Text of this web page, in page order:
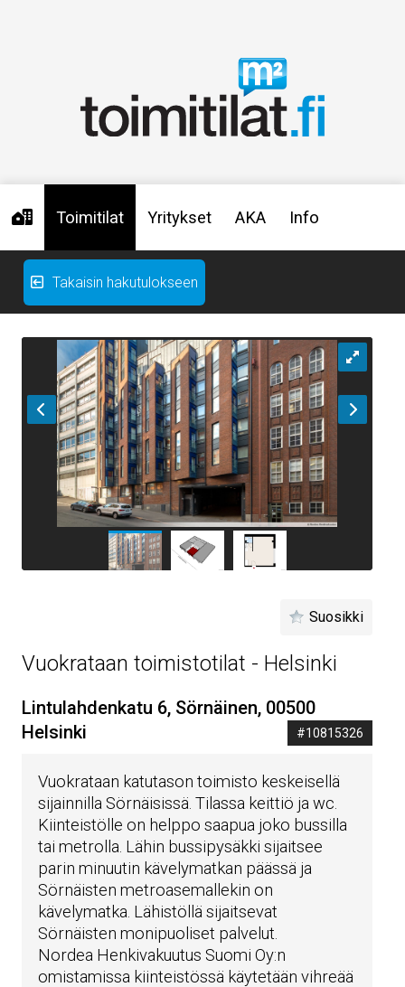
Toimitilat Yritykset AKA Info
Takaisin hakutulokseen
Suosikki
Vuokrataan toimistotilat - Helsinki
Lintulahdenkatu 6, Sörnäinen, 00500
Helsinki
#10815326
Vuokrataan katutason toimisto keskeisellä
sijainnilla Sörnäisissä. Tilassa keittiö ja wc.
Kiinteistölle on helppo saapua joko bussilla
tai metrolla. Lähin bussipysäkki sijaitsee
parin minuutin kävelymatkan päässä ja
Sörnäisten metroasemallekin on
kävelymatka. Lähistöllä sijaitsevat
Sörnäisten monipuoliset palvelut.
Nordea Henkivakuutus Suomi Oy:n
omistamissa kiinteistössä käytetään vihreää